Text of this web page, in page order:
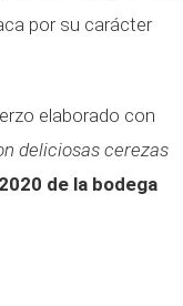
por su carácter
elaborado con
deliciosas cerezas
de la bodega